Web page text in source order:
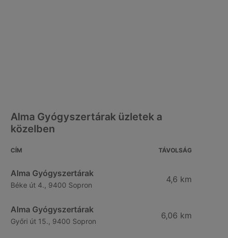
Alma Gyógyszertárak üzletek a
közelben
CÍM TÁVOLSÁG
Alma Gyógyszertárak
Béke út 4., 9400 Sopron
4,6 km
Alma Gyógyszertárak
Győri út 15., 9400 Sopron
6,06 km